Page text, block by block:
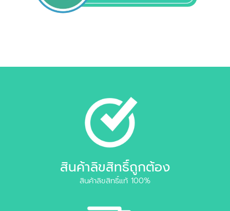
สินค้าลิขสิทธิ์ถูกต้อง
สินค้าลิขสิทธิ์แท้ 100%